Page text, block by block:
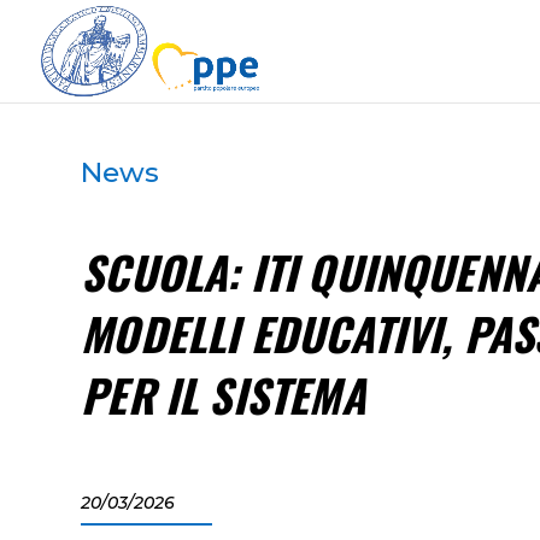
News
SCUOLA: ITI
MODELLI EDUCATIVI,
PER IL SISTEMA
20/03/2026